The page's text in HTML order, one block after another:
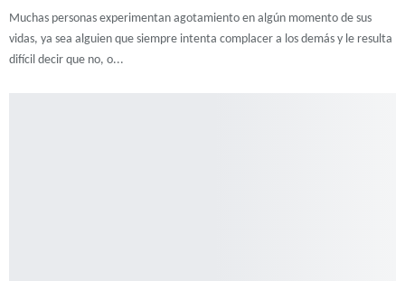
Muchas personas experimentan agotamiento en algún momento de sus
vidas, ya sea alguien que siempre intenta complacer a los demás y le resulta
difícil decir que no, o...